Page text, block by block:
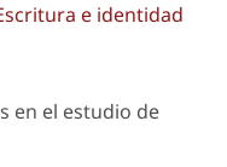
e identidad
en el estudio de